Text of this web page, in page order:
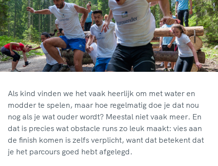
Als kind vinden we het vaak heerlijk om met water en
modder te spelen, maar hoe regelmatig doe je dat nou
nog als je wat ouder wordt? Meestal niet vaak meer. En
dat is precies wat obstacle runs zo leuk maakt: vies aan
de finish komen is zelfs verplicht, want dat betekent dat
je het parcours goed hebt afgelegd.